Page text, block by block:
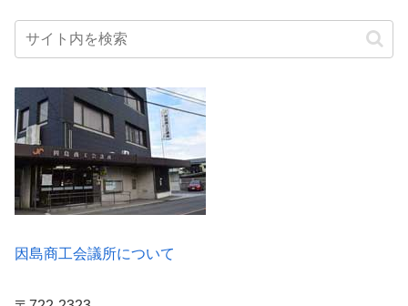
因島商工会議所について